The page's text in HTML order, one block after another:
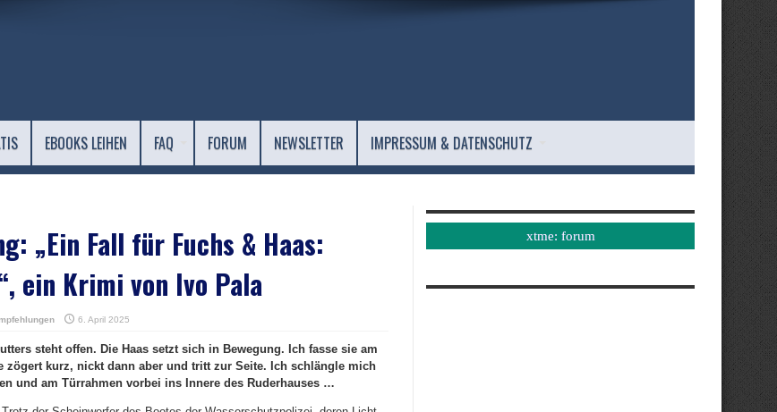
EBOOKS LEIHEN FAQ FORUM NEWSLETTER IMPRESSUM & DATENSCHUTZ
„Ein Fall für Fuchs & Haas:
ein Krimi von Ivo Pala
6. April 2025
steht offen. Die Haas setzt sich in Bewegung. Ich fasse sie am
zögert kurz, nickt dann aber und tritt zur Seite. Ich schlängle mich
und am Türrahmen vorbei ins Innere des Ruderhauses …
xtme: forum